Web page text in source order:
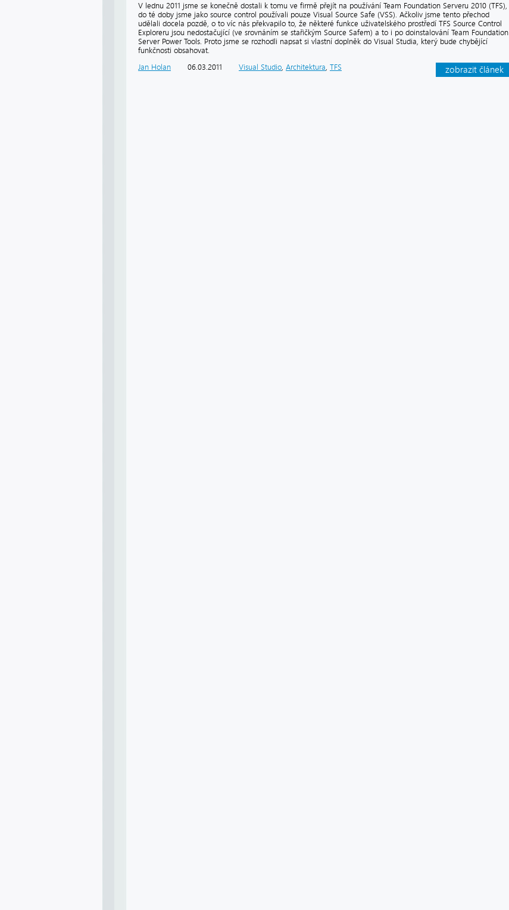
V lednu 2011 jsme se konečně dostali k tomu ve firmě přejít na používání Team Foundation Serveru 2010 (TFS),
do té doby jsme jako source control používali pouze Visual Source Safe (VSS). Ačkoliv jsme tento přechod
udělali docela pozdě, o to víc nás překvapilo to, že některé funkce uživatelského prostředí TFS Source Control
Exploreru jsou nedostačující (ve srovnáním se stařičkým Source Safem) a to i po doinstalování Team Foundation
Server Power Tools. Proto jsme se rozhodli napsat si vlastní doplněk do Visual Studia, který bude chybějící
funkčnosti obsahovat.
zobrazit článek
Jan Holan 06.03.2011 Visual Studio, Architektura, TFS